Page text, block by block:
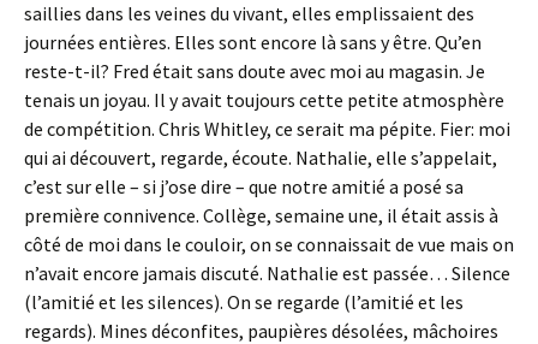
saillies dans les veines du vivant, elles emplissaient des
journées entières. Elles sont encore là sans y être. Qu’en
reste-t-il? Fred était sans doute avec moi au magasin. Je
tenais un joyau. Il y avait toujours cette petite atmosphère
de compétition. Chris Whitley, ce serait ma pépite. Fier: moi
qui ai découvert, regarde, écoute. Nathalie, elle s’appelait,
c’est sur elle – si j’ose dire – que notre amitié a posé sa
première connivence. Collège, semaine une, il était assis à
côté de moi dans le couloir, on se connaissait de vue mais on
n’avait encore jamais discuté. Nathalie est passée… Silence
(l’amitié et les silences). On se regarde (l’amitié et les
regards). Mines déconfites, paupières désolées, mâchoires